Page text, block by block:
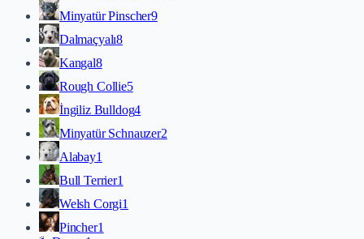
Minyatür Pinscher9
Dalmaçyalı8
Kangal8
Rough Collie5
İngiliz Bulldog4
Minyatür Schnauzer2
Alabay1
Bull Terrier1
Welsh Corgi1
Pincher1